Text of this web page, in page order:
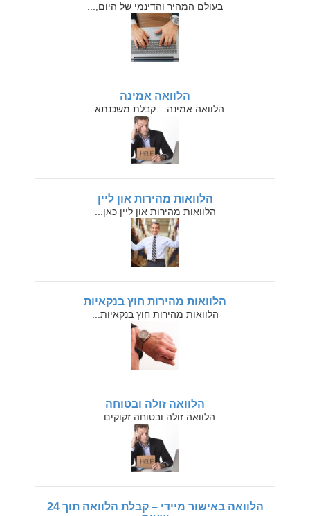
בעולם המהיר והדינמי של היום,...
הלוואה אמינה
הלוואה אמינה – קבלת משכנתא...
הלוואות מהירות און ליין
הלוואות מהירות און ליין כאן...
הלוואות מהירות חוץ בנקאיות
הלוואות מהירות חוץ בנקאיות...
הלוואה זולה ובטוחה
הלוואה זולה ובטוחה זקוקים...
הלוואה באישור מיידי – קבלת הלוואה תוך 24